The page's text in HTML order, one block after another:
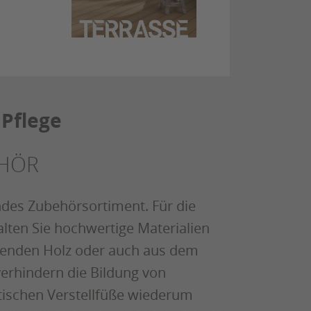
Zubehörsortiment. Für die
Sie hochwertige Materialien
Holz oder auch aus dem
die Bildung von
Verstellfüße wiederum